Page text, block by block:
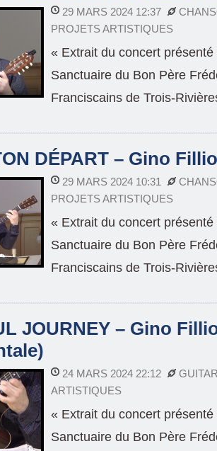
29 MARS 2024 12:37
PROJETS ARTISTIQUES
« Extrait du concert
Sanctuaire du Bon Père
Franciscains de Trois-
DÉPART – Gino
29 MARS 2024 10:31
PROJETS ARTISTIQUES
« Extrait du concert
Sanctuaire du Bon Père
Franciscains de Trois-
JOURNEY – Gino
24 MARS 2024 22:12
ARTISTIQUES
« Extrait du concert
Sanctuaire du Bon Père